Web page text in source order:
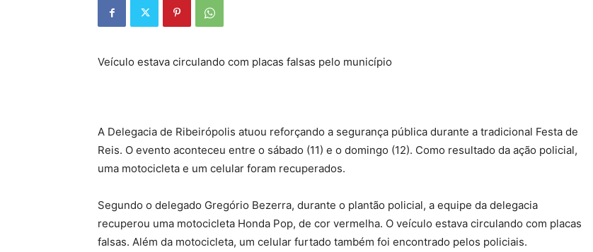
Veículo estava circulando com placas falsas pelo município
A Delegacia de Ribeirópolis atuou reforçando a segurança pública durante a tradicional Festa de
Reis. O evento aconteceu entre o sábado (11) e o domingo (12). Como resultado da ação policial,
uma motocicleta e um celular foram recuperados.
Segundo o delegado Gregório Bezerra, durante o plantão policial, a equipe da delegacia
recuperou uma motocicleta Honda Pop, de cor vermelha. O veículo estava circulando com placas
falsas. Além da motocicleta, um celular furtado também foi encontrado pelos policiais.